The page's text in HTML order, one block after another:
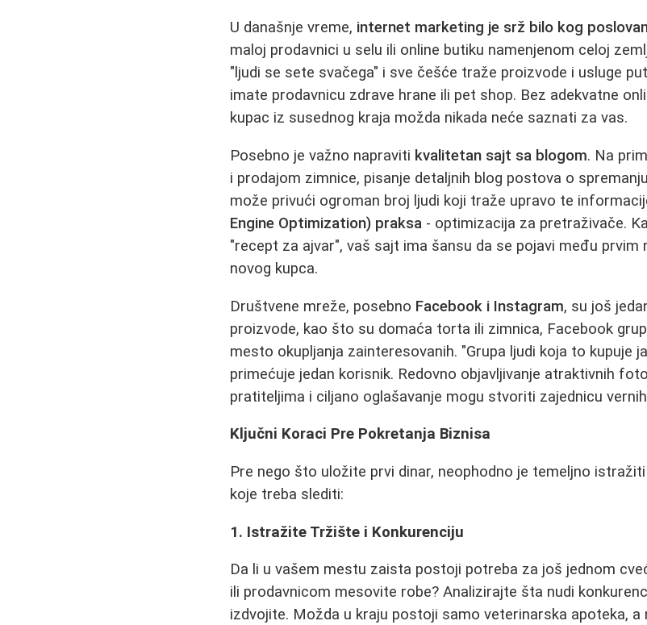
U današnje vreme, internet marketing je srž bilo kog
maloj prodavnici u selu ili online butiku namenjenom celoj
"ljudi se sete svačega" i sve češće traže proizvode i usluge
imate prodavnicu zdrave hrane ili pet shop. Bez adekvatne
kupac iz susednog kraja možda nikada neće saznati za vas.
Posebno je važno napraviti kvalitetan sajt sa blogom. Na
i prodajom zimnice, pisanje detaljnih blog postova o
može privući ogroman broj ljudi koji traže upravo te
Engine Optimization) praksa - optimizacija za pretraživače.
"recept za ajvar", vaš sajt ima šansu da se pojavi među
novog kupca.
Društvene mreže, posebno Facebook i Instagram, su još
proizvode, kao što su domaća torta ili zimnica, Facebook
mesto okupljanja zainteresovanih. "Grupa ljudi koja to kupuje
primećuje jedan korisnik. Redovno objavljivanje atraktivnih
pratiteljima i ciljano oglašavanje mogu stvoriti zajednicu
Ključni Koraci Pre Pokretanja Biznisa
Pre nego što uložite prvi dinar, neophodno je temeljno
koje treba slediti:
1. Istražite Tržište i Konkurenciju
Da li u vašem mestu zaista postoji potreba za još jednom
ili prodavnicom mesovite robe? Analizirajte šta nudi
izdvojite. Možda u kraju postoji samo veterinarska apoteka,